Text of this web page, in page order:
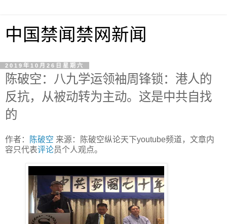
中国禁闻禁网新闻
2019年10月26日星期六
陈破空：八九学运领袖周锋锁：港人的
反抗，从被动转为主动。这是中共自找
的
作者： 陈破空 来源：陈破空纵论天下youtube频道，文章内
容只代表评论员个人观点。